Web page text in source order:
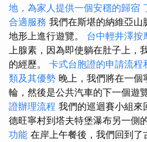
地，為家人提供一個安穩的歸宿
合適服務 我們在斯堪的納維亞
地形上進行遊覽。 台中輕井澤按
上腺素，因為即使躺在肚子上，
的經歷。 卡式台胞證的申請流程
類及其優勢 晚上，我們將在一個
輪，然後是公共汽車的下一個遊
證辦理流程 我們的巡迴賽小組來
德旺寧村到塔夫特堡瀑布另一側
功能 在岸上午餐後，我們回到了